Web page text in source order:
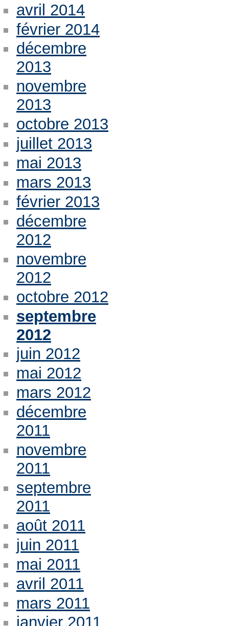
avril 2014
février 2014
décembre
2013
novembre
2013
octobre 2013
juillet 2013
mai 2013
mars 2013
février 2013
décembre
2012
novembre
2012
octobre 2012
septembre
2012
juin 2012
mai 2012
mars 2012
décembre
2011
novembre
2011
septembre
2011
août 2011
juin 2011
mai 2011
avril 2011
mars 2011
janvier 2011